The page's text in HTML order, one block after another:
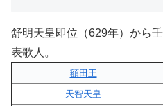
舒明天皇即位（629年）から
表歌人。
額田王
天智天皇